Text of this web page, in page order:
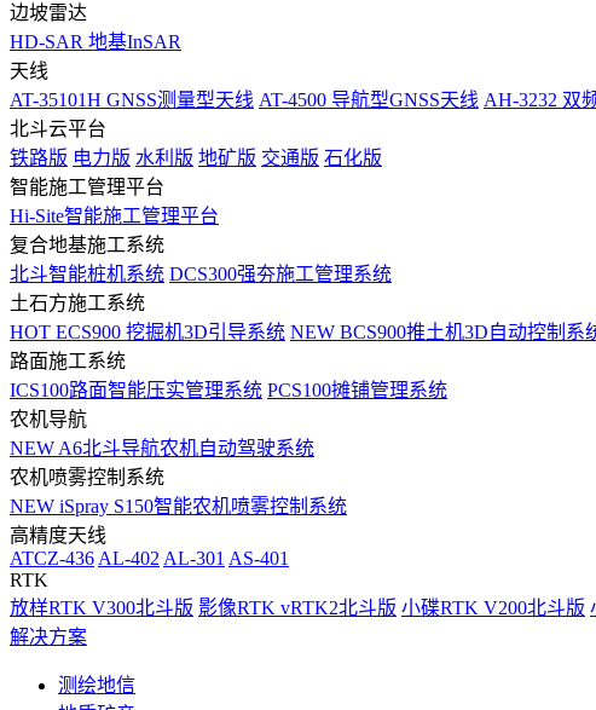
边坡雷达
HD-SAR 地基InSAR
天线
AT-35101H GNSS测量型天线 AT-4500 导航型GNSS天线 AH-3232 双
北斗云平台
铁路版 电力版 水利版 地矿版 交通版 石化版
智能施工管理平台
Hi-Site智能施工管理平台
复合地基施工系统
北斗智能桩机系统 DCS300强夯施工管理系统
土石方施工系统
HOT ECS900 挖掘机3D引导系统 NEW BCS900推土机3D自动控制系
路面施工系统
ICS100路面智能压实管理系统 PCS100摊铺管理系统
农机导航
NEW A6北斗导航农机自动驾驶系统
农机喷雾控制系统
NEW iSpray S150智能农机喷雾控制系统
高精度天线
ATCZ-436 AL-402 AL-301 AS-401
RTK
放样RTK V300北斗版 影像RTK vRTK2北斗版 小碟RTK V200北斗版
解决方案
测绘地信